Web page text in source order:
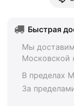
Быстрая
Мы
Московской
В пределах
За